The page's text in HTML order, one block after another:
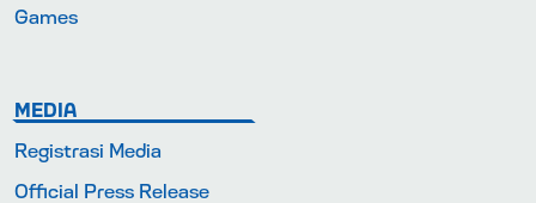
Games
MEDIA
Registrasi Media
Official Press Release